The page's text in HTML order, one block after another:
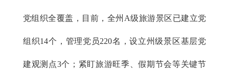
党组织全覆盖，目前，全州A级旅游景区已建立党
组织14个，管理党员220名，设立州级景区基层党
建观测点3个；紧盯旅游旺季、假期节会等关键节